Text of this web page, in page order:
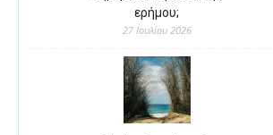
ερήμου;
27 Ιουλίου 2026